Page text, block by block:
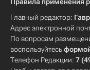
Главный редактор:
Адрес электронной
По вопросам
воспользуйтесь
Телефон Редакции: 7